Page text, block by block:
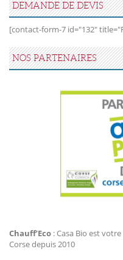
DEMANDE DE DEVIS
[contact-form-7 id="132"
NOS PARTENAIRES
Chauff’Eco : Casa Bio est
Corse depuis 2010